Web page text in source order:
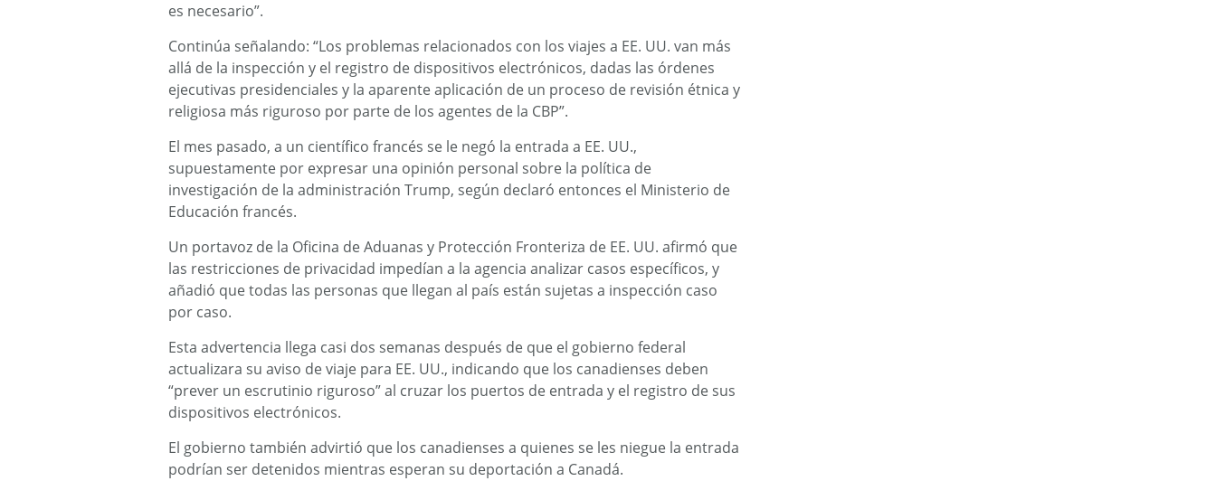
es necesario”.
Continúa señalando: “Los problemas relacionados con los viajes a EE. UU. van más
allá de la inspección y el registro de dispositivos electrónicos, dadas las órdenes
ejecutivas presidenciales y la aparente aplicación de un proceso de revisión étnica y
religiosa más riguroso por parte de los agentes de la CBP”.
El mes pasado, a un científico francés se le negó la entrada a EE. UU.,
supuestamente por expresar una opinión personal sobre la política de
investigación de la administración Trump, según declaró entonces el Ministerio de
Educación francés.
Un portavoz de la Oficina de Aduanas y Protección Fronteriza de EE. UU. afirmó que
las restricciones de privacidad impedían a la agencia analizar casos específicos, y
añadió que todas las personas que llegan al país están sujetas a inspección caso
por caso.
Esta advertencia llega casi dos semanas después de que el gobierno federal
actualizara su aviso de viaje para EE. UU., indicando que los canadienses deben
“prever un escrutinio riguroso” al cruzar los puertos de entrada y el registro de sus
dispositivos electrónicos.
El gobierno también advirtió que los canadienses a quienes se les niegue la entrada
podrían ser detenidos mientras esperan su deportación a Canadá.